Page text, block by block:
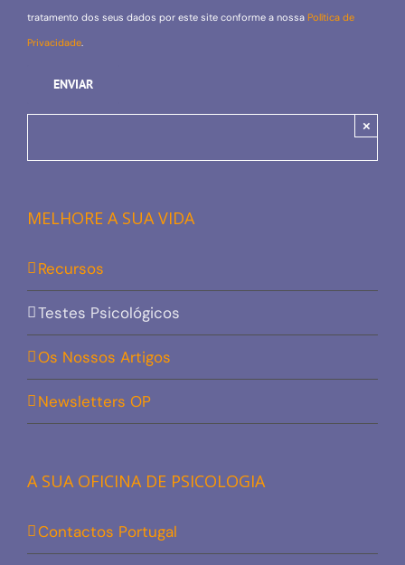
tratamento dos seus dados por este site conforme a nossa Política de
Privacidade.
×
MELHORE A SUA VIDA
Recursos
Testes Psicológicos
Os Nossos Artigos
Newsletters OP
A SUA OFICINA DE PSICOLOGIA
Contactos Portugal